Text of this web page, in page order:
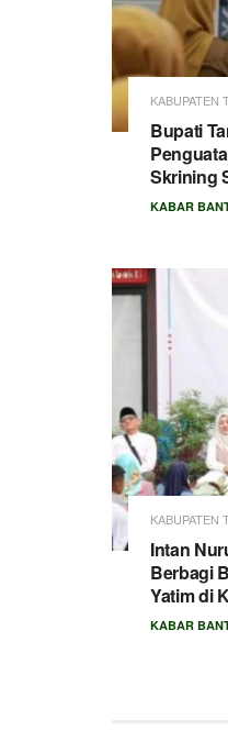
KABUPATEN
Bupati
Skrining
KABAR
KABUPATEN
Intan
Berbagi
Yatim di
KABAR